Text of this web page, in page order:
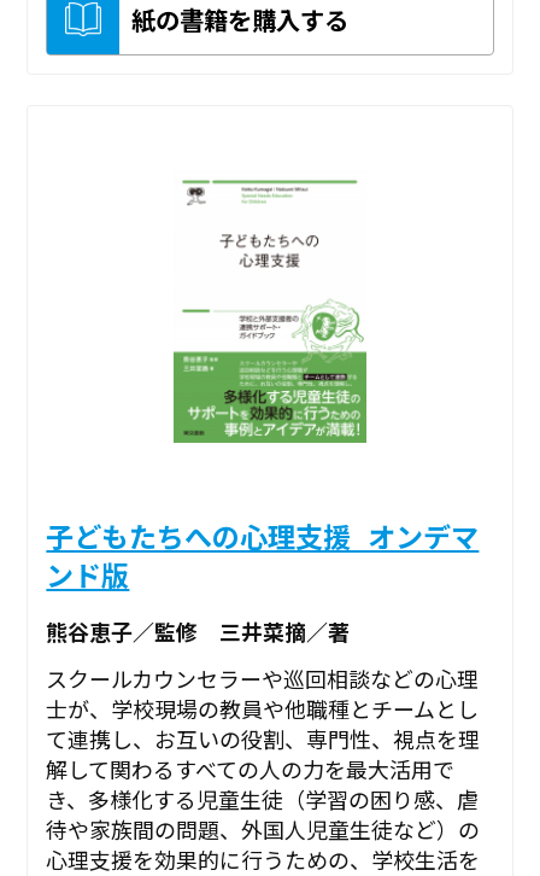
紙の書籍を購入する
子どもたちへの心理支援_オンデマ
ンド版
熊谷恵子／監修 三井菜摘／著
スクールカウンセラーや巡回相談などの心理
士が、学校現場の教員や他職種とチームとし
て連携し、お互いの役割、専門性、視点を理
解して関わるすべての人の力を最大活用で
き、多様化する児童生徒（学習の困り感、虐
待や家族間の問題、外国人児童生徒など）の
心理支援を効果的に行うための、学校生活を